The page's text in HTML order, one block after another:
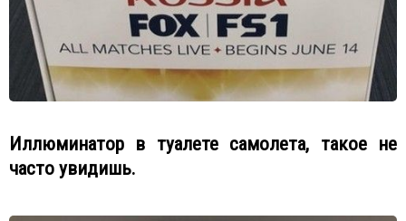
Иллюминатор в туалете самолета, такое не
часто увидишь.